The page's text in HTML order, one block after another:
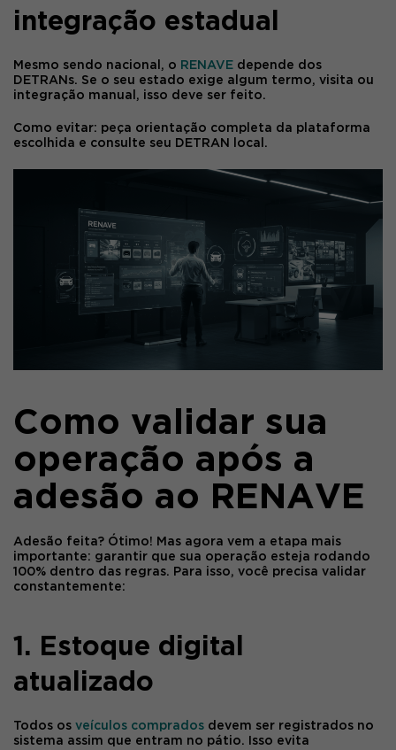
integração estadual
Mesmo sendo nacional, o RENAVE depende dos
DETRANs. Se o seu estado exige algum termo, visita ou
integração manual, isso deve ser feito.
Como evitar: peça orientação completa da plataforma
escolhida e consulte seu DETRAN local.
Como validar sua
operação após a
adesão ao RENAVE
Adesão feita? Ótimo! Mas agora vem a etapa mais
importante: garantir que sua operação esteja rodando
100% dentro das regras. Para isso, você precisa validar
constantemente:
1. Estoque digital
atualizado
Todos os veículos comprados devem ser registrados no
sistema assim que entram no pátio. Isso evita